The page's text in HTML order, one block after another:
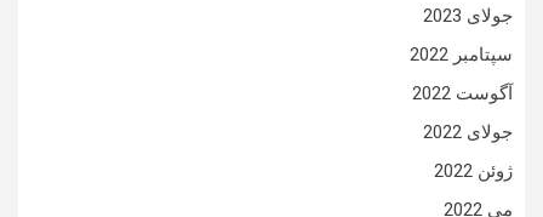
جولای 2023
سپتامبر 2022
آگوست 2022
جولای 2022
ژوئن 2022
می 2022